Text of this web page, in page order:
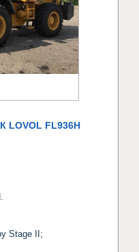
FL936H
Stage II;